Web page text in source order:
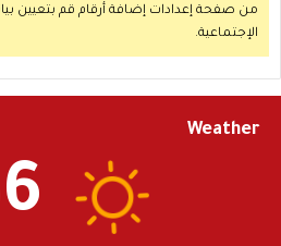
من صفحة إعدادات إضافة أرقام قم بتعيين
الإجتماعية.
Weather